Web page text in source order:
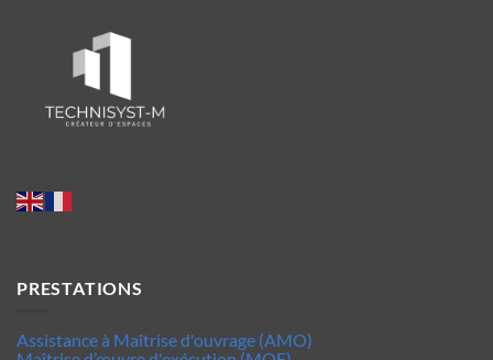
PRESTATIONS
Assistance à Maîtrise d'ouvrage (AMO)